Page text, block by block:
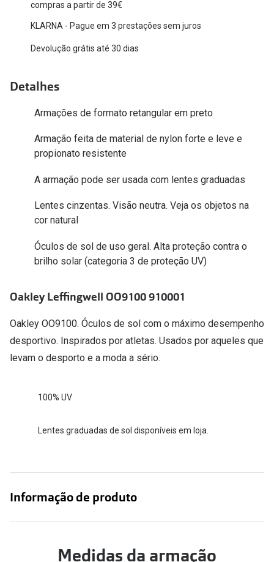
Michael Kors
Versace
Prada
Todas as marcas
Marcas Exclusivas
Unofficial
Formatos
Redondos
Conselhos
🆕 Guia de Compras para o formato do seu
rosto
O sol e as crianças
Saiba mais sobre as suas marcas favoritas
compras a partir de 39€
KLARNA - Pague em 3 prestações sem juros
Devolução grátis até 30 dias
Detalhes
Armações de formato retangular em preto
Armação feita de material de nylon forte e leve e
propionato resistente
A armação pode ser usada com lentes graduadas
Lentes cinzentas. Visão neutra. Veja os objetos na
cor natural
Óculos de sol de uso geral. Alta proteção contra o
brilho solar (categoria 3 de proteção UV)
Oakley Leffingwell OO9100 910001
Oakley OO9100. Óculos de sol com o máximo desempenho
desportivo. Inspirados por atletas. Usados por aqueles que
levam o desporto e a moda a sério.
100% UV
Lentes graduadas de sol disponíveis em loja.
Informação de produto
Medidas da armação